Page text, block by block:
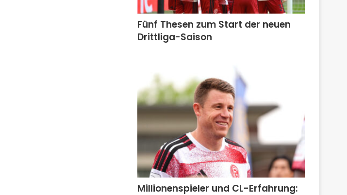
Fünf Thesen zum Start der neuen
Drittliga-Saison
Millionenspieler und CL-Erfahrung: